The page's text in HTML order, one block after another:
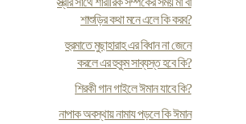
শাশুড়ির কথা মনে এলে কি করব?
হুরমাতে মুছাহারাহ এর বিধান না জেনে
করলে এর হুকুম সাব্যস্ত হবে কি?
শিরকী গান গাইলে ঈমান যাবে কি?
নাপাক অবস্থায় নামায পড়লে কি ঈমান